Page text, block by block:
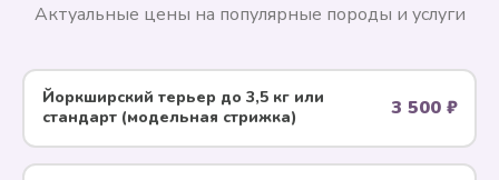
Актуальные цены на популярные породы и услуги
Йоркширский терьер до 3,5 кг или
стандарт (модельная стрижка)
3 500 ₽